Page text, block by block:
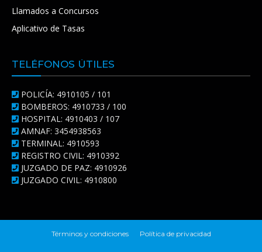
Llamados a Concursos
Aplicativo de Tasas
TELÉFONOS ÚTILES
POLICÍA: 4910105 / 101
BOMBEROS: 4910733 / 100
HOSPITAL: 4910403 / 107
AMNAF: 3454938563
TERMINAL: 4910593
REGISTRO CIVIL: 4910392
JUZGADO DE PAZ: 4910926
JUZGADO CIVIL: 4910800
Términos y condiciones Política de privacidad